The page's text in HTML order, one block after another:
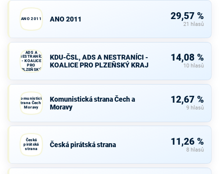
ANO 2011 ANO 2011 29,57 %
21 hlasů
ADS A
NESTRANÍCI
- KOALICE
PRO
PLZEŇSKÝ
KRAJ
KDU-ČSL, ADS A NESTRANÍCI -
KOALICE PRO PLZEŇSKÝ KRAJ
14,08 %
10 hlasů
Komunistická
strana Čech a
Moravy
Komunistická strana Čech a
Moravy
12,67 %
9 hlasů
Česká
pirátská
strana
Česká pirátská strana 11,26 %
8 hlasů